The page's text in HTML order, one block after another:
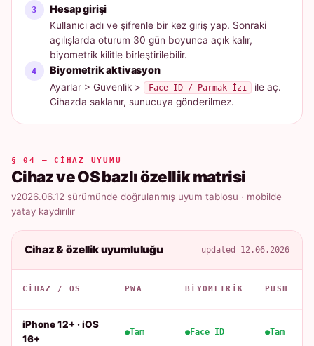
Hesap girişi
Kullanıcı adı ve şifrenle bir kez giriş yap. Sonraki
açılışlarda oturum 30 gün boyunca açık kalır,
biyometrik kilitle birleştirilebilir.
Biyometrik aktivasyon
Ayarlar > Güvenlik > Face ID / Parmak İzi
ile aç.
Cihazda saklanır, sunucuya gönderilmez.
§ 04 — CIHAZ UYUMU
Cihaz ve OS bazlı özellik matrisi
v2026.06.12 sürümünde doğrulanmış uyum tablosu · mobilde
yatay kaydırılır
Cihaz & özellik uyumluluğu updated 12.06.2026
CIHAZ / OS PWA BIYOMETRIK PUSH
iPhone 12+ · iOS
16+
Tam Face ID Tam